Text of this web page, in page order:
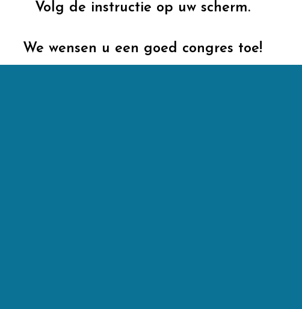
Volg de instructie op uw scherm.
We wensen u een goed congres toe!